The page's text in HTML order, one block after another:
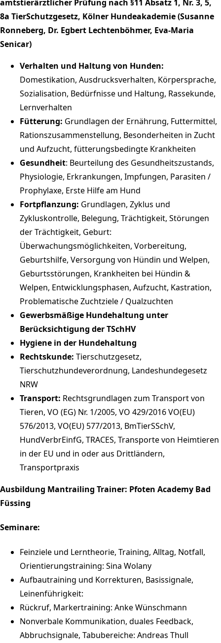
amtstierärztlicher Prüfung nach §11 Absatz 1, Nr. 3, 5,
8a TierSchutzgesetz, Kölner Hundeakademie (Susanne
Ronneberg, Dr. Egbert Lechtenböhmer, Eva-Maria
Senicar)
Verhalten und Haltung von Hunden:
Domestikation, Ausdrucksverhalten, Körpersprache,
Sozialisation, Bedürfnisse und Haltung, Rassekunde,
Lernverhalten
Fütterung: Grundlagen der Ernährung, Futtermittel,
Rationszusammenstellung, Besonderheiten in Zucht
und Aufzucht, fütterungsbedingte Krankheiten
Gesundheit: Beurteilung des Gesundheitszustands,
Physiologie, Erkrankungen, Impfungen, Parasiten /
Prophylaxe, Erste Hilfe am Hund
Fortpflanzung: Grundlagen, Zyklus und
Zykluskontrolle, Belegung, Trächtigkeit, Störungen
der Trächtigkeit, Geburt:
Überwachungsmöglichkeiten, Vorbereitung,
Geburtshilfe, Versorgung von Hündin und Welpen,
Geburtsstörungen, Krankheiten bei Hündin &
Welpen, Entwicklungsphasen, Aufzucht, Kastration,
Problematische Zuchtziele / Qualzuchten
Gewerbsmäßige Hundehaltung unter
Berücksichtigung der TSchHV
Hygiene in der Hundehaltung
Rechtskunde: Tierschutzgesetz,
Tierschutzhundeverordnung, Landeshundegesetz
NRW
Transport: Rechtsgrundlagen zum Transport von
Tieren, VO (EG) Nr. 1/2005, VO 429/2016 VO(EU)
576/2013, VO(EU) 577/2013, BmTierSSchV,
HundVerbrEinfG, TRACES, Transporte von Heimtieren
in der EU und in oder aus Drittländern,
Transportpraxis
Ausbildung Mantrailing Trainer: Pfoten Academy Bad
Füssing
Seminare:
Feinziele und Lerntheorie, Training, Alltag, Notfall,
Orientierungstraining: Sina Wolany
Aufbautraining und Korrekturen, Basissignale,
Leinenführigkeit:
Rückruf, Markertraining: Anke Wünschmann
Nonverbale Kommunikation, duales Feedback,
Abbruchsignale, Tabubereiche: Andreas Thull